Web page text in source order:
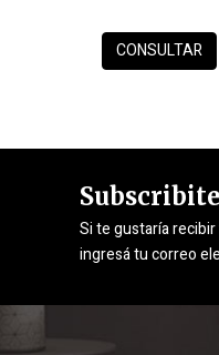
Si te gustaría
ingresá tu correo